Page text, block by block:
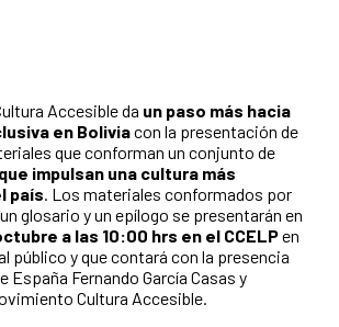
Accesible da un paso más hacia
en Boliviacon la presentación de
que conforman un conjunto de
impulsan una cultura más
país. Los materiales conformados por
glosario y un epílogo se presentarán en
a las 10:00 hrs en el CCELPen
público y que contará con la presencia
España Fernando García Casas y
Cultura Accesible.